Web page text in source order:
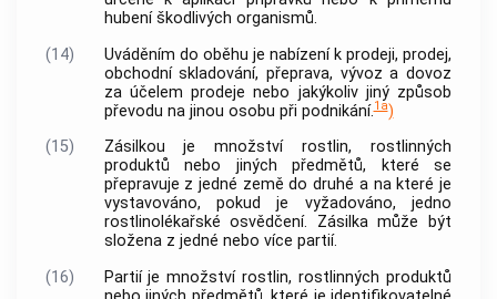
hubeníškodlivých organismů.
(14)
Uváděním do oběhu je nabízení k prodeji, prodej,
obchodní skladování, přeprava, vývoz a dovoz
za účelem prodeje nebo jakýkoliv jiný způsob
převodu na jinou osobu při podnikání.1a)
(15)
Zásilkou je množstvírostlin, rostlinných
produktů nebo jiných předmětů, které se
přepravuje z jedné země do druhé a na které je
vystavováno, pokud je vyžadováno, jedno
rostlinolékařské osvědčení. Zásilka může být
složena z jedné nebo více partií.
(16)
Partiíje množstvírostlin,rostlinných produktů